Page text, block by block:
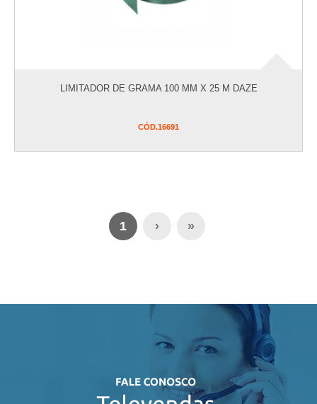
LIMITADOR DE GRAMA 100 MM X 25 M DAZE
CÓD.16691
1 › »